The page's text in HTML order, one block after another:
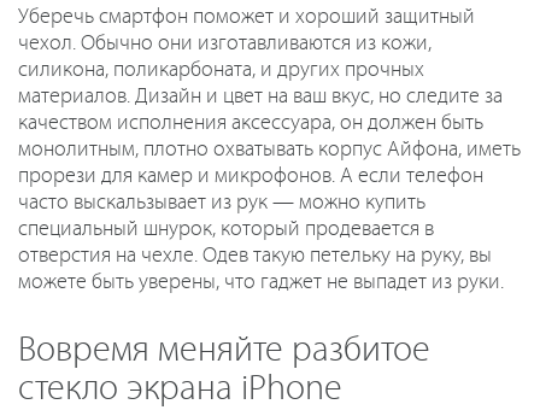
Уберечь смартфон поможет и хороший защитный
чехол. Обычно они изготавливаются из кожи,
силикона, поликарбоната, и других прочных
материалов. Дизайн и цвет на ваш вкус, но следите за
качеством исполнения аксессуара, он должен быть
монолитным, плотно охватывать корпус Айфона, иметь
прорези для камер и микрофонов. А если телефон
часто выскальзывает из рук — можно купить
специальный шнурок, который продевается в
отверстия на чехле. Одев такую петельку на руку, вы
можете быть уверены, что гаджет не выпадет из руки.
Вовремя меняйте разбитое
стекло экрана iPhone